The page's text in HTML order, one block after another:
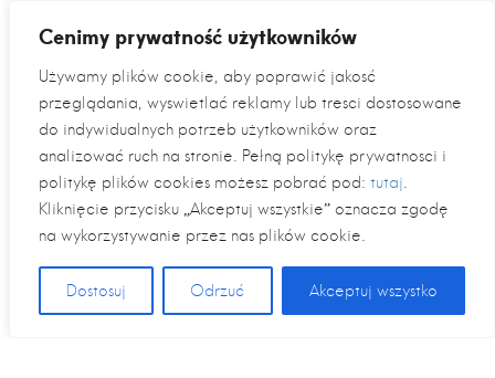
Cenimy prywatność użytkowników
Używamy plików cookie, aby poprawić jakość
przeglądania, wyświetlać reklamy lub treści dostosowane
do indywidualnych potrzeb użytkowników oraz
analizować ruch na stronie. Pełną politykę prywatności i
politykę plików cookies możesz pobrać pod: tutaj.
Kliknięcie przycisku „Akceptuj wszystkie” oznacza zgodę
na wykorzystywanie przez nas plików cookie.
Dostosuj Odrzuć Akceptuj wszystko